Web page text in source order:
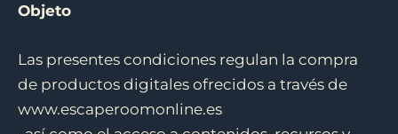
Objeto
Las presentes condiciones regulan la compra
de productos digitales ofrecidos a través de
www.escaperoomonline.es